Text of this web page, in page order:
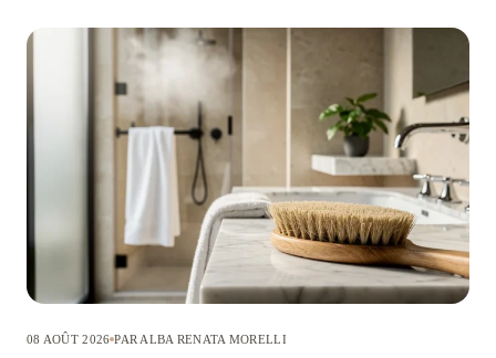
08 AOÛT 2026 PAR ALBA RENATA MORELLI